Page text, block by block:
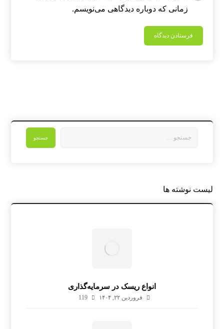
زمانی که دوباره دیدگاهی می‌نویسم.
لیست نوشته ها
انواع ریسک در سرمایه‌گذاری
فروردین ۲۲, ۱۴۰۴ 119